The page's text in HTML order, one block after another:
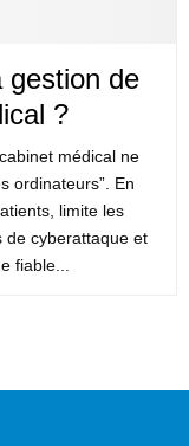
gestion de
?
médical ne
ordinateurs”. En
limite les
de cyberattaque et
fiable...